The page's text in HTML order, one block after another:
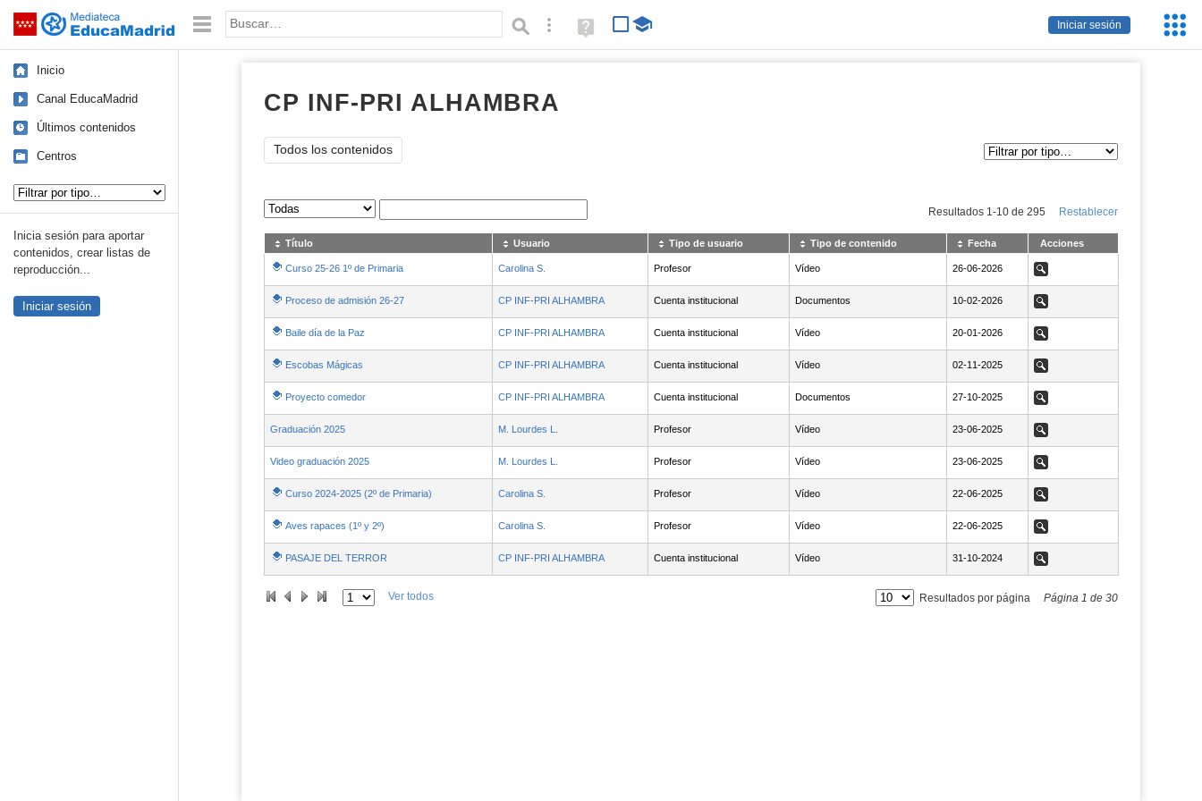
Saltar navegación
Iniciar sesión
Palabra o frase: Búsqueda avanzada
Ayuda
(en
Inicio
Canal EducaMadrid
Últimos contenidos
Centros
Inicia sesión para aportar
contenidos, crear listas de
reproducción...
Iniciar sesión
CP INF-PRI ALHAMBRA
Todos los contenidos
Sus archivos Resultados 1 -10de 295 Restablecer
Título Usuario Tipo de usuario Tipo de contenido Fecha Acciones
Curso 25-26 1º de Primaria Carolina S. Profesor Vídeo NaN26-06-2026
26-06-2026 Ver
Proceso de admisión 26-27 CP INF-PRI ALHAMBRA Cuenta institucional Documentos NaN10-02-2026
10-02-2026 Ver
Baile día de la Paz CP INF-PRI ALHAMBRA Cuenta institucional Vídeo NaN20-01-2026
20-01-2026 Ver
Escobas Mágicas CP INF-PRI ALHAMBRA Cuenta institucional Vídeo NaN02-11-2025
02-11-2025 Ver
Proyecto comedor CP INF-PRI ALHAMBRA Cuenta institucional Documentos NaN27-10-2025
27-10-2025 Ver
Graduación 2025 M. Lourdes L. Profesor Vídeo NaN23-06-2025
23-06-2025 Ver
Video graduación 2025 M. Lourdes L. Profesor Vídeo NaN23-06-2025
23-06-2025 Ver
Curso 2024-2025 (2º de Primaria) Carolina S. Profesor Vídeo NaN22-06-2025
22-06-2025 Ver
Aves rapaces (1º y 2º) Carolina S. Profesor Vídeo NaN22-06-2025
22-06-2025 Ver
PASAJE DEL TERROR CP INF-PRI ALHAMBRA Cuenta institucional Vídeo NaN31-10-2024
31-10-2024 Ver
Ver todos Resultados por página Página 1 de 30